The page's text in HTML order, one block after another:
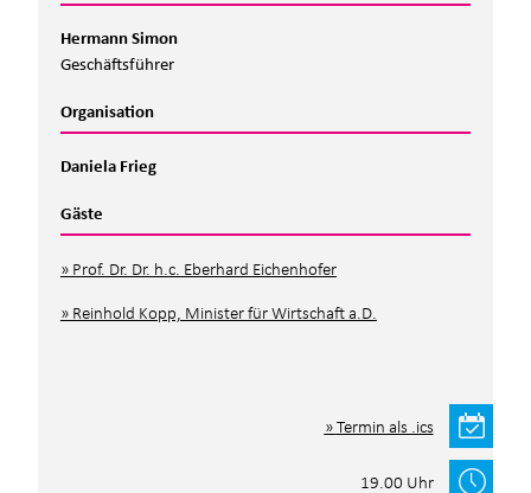
Hermann Simon
Geschäftsführer
Organisation
Daniela Frieg
Gäste
Prof. Dr. Dr. h.c. Eberhard Eichenhofer
Reinhold Kopp, Minister für Wirtschaft a.D.
Termin als .ics
19.00 Uhr